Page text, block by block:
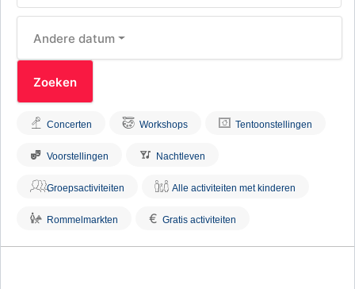
Andere datum
Concerten Workshops Tentoonstellingen
Voorstellingen Nachtleven
Groepsactiviteiten Alle activiteiten met kinderen
Rommelmarkten € Gratis activiteiten